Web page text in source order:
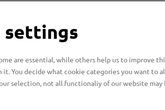
Unfälle mit Tieren
im Material
nur die Tiere in Bezug
die mit Tieren
und Tier
settings
are essential, while others help us to improve
You decide what cookie categories you want to
selection, not all functionaliy of our website may